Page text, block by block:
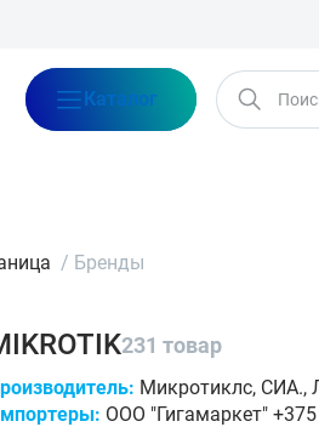
Каталог
/ Бренды
231 товар
Микротиклс, СИА.,
ООО "Гигамаркет"